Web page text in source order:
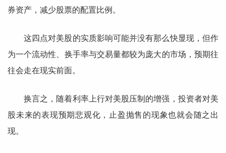
券资产，减少股票的配置比例。
这四点对美股的实质影响可能并没有那么快显现，但作
为一个流动性、换手率与交易量都较为庞大的市场，预期往
往会走在现实前面。
换言之，随着利率上行对美股压制的增强，投资者对美
股未来的表现预期悲观化，止盈抛售的现象也就会随之出
现。